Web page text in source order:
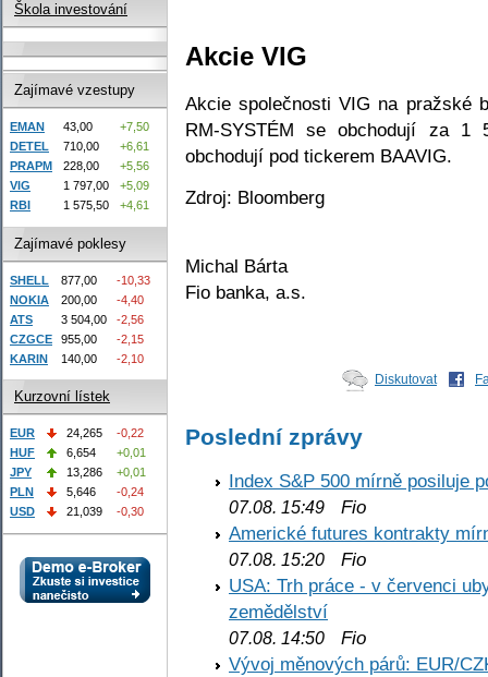
Akcie VIG
Akcie společnosti VIG na pražské
RM-SYSTÉM se obchodují za
obchodují pod tickerem BAAVIG.
Zdroj: Bloomberg
Michal Bárta
Fio banka, a.s.
Diskutovat
Poslední zprávy
Index S&P 500 mírně posiluje
07.08. 15:49 Fio
Americké futures kontrakty
07.08. 15:20 Fio
USA: Trh práce - v červenci
zemědělství
07.08. 14:50 Fio
Vývoj měnových párů: EUR/
Škola investování
Zajímavé vzestupy
EMAN 43,00
+7,50
DETEL
710,00
+6,61
PRAPM
228,00
+5,56
VIG
1 797,00
+5,09
RBI
1 575,50 +4,61
Zajímavé poklesy
SHELL 877,00
-10,33
NOKIA
200,00
-4,40
ATS
3 504,00
-2,56
CZGCE
955,00
-2,15
KARIN
140,00 -2,10
Kurzovní lístek
EUR 24,265
-0,22
HUF
6,654
+0,01
JPY
13,286
+0,01
PLN
5,646
-0,24
USD
21,039 -0,30